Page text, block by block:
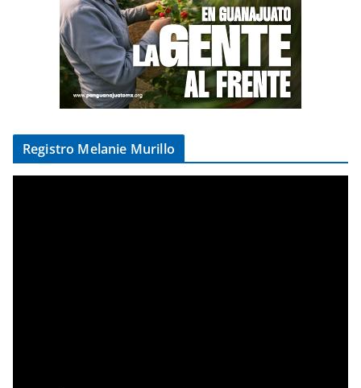
Registro Melanie Murillo